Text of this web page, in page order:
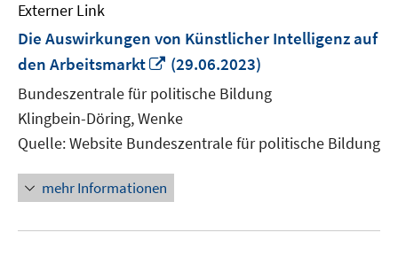
Externer Link
Die Auswirkungen von Künstlicher Intelligenz auf
den Arbeitsmarkt
In
neuem
Fenster
öffnen
(29.06.2023)
Bundeszentrale für politische Bildung
Klingbein-Döring, Wenke
Quelle: Website Bundeszentrale für politische Bildung
mehr Informationen